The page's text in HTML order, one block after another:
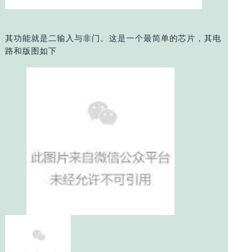
其功能就是二输入与非门。 这是一个最简单的芯片，其电
路和版图如下